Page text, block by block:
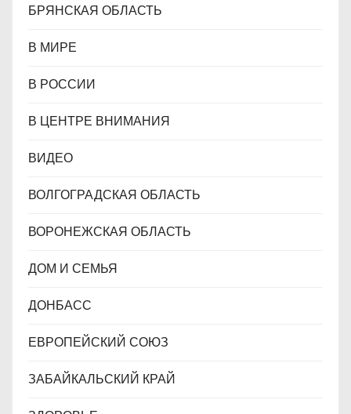
БРЯНСКАЯ ОБЛАСТЬ
В МИРЕ
В РОССИИ
В ЦЕНТРЕ ВНИМАНИЯ
ВИДЕО
ВОЛГОГРАДСКАЯ ОБЛАСТЬ
ВОРОНЕЖСКАЯ ОБЛАСТЬ
ДОМ И СЕМЬЯ
ДОНБАСС
ЕВРОПЕЙСКИЙ СОЮЗ
ЗАБАЙКАЛЬСКИЙ КРАЙ